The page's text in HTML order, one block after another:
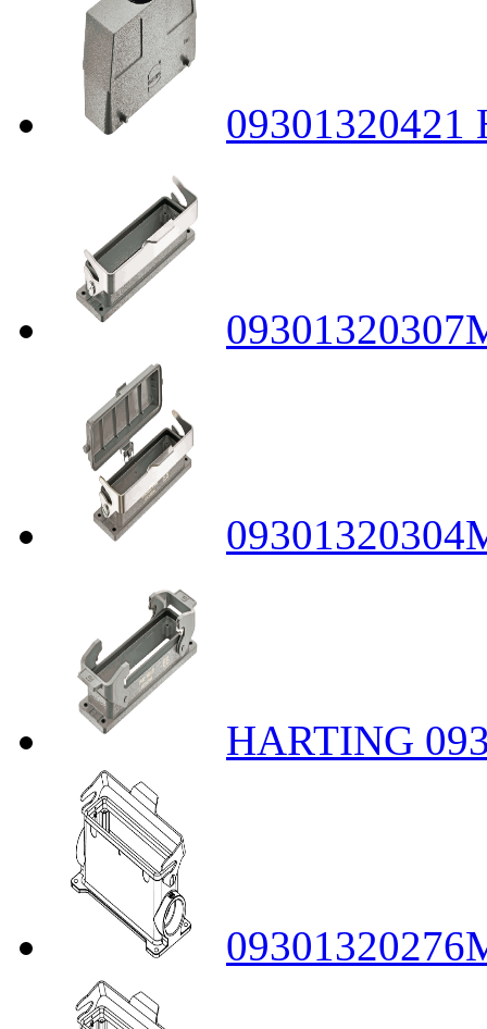
09301320421
HARTING